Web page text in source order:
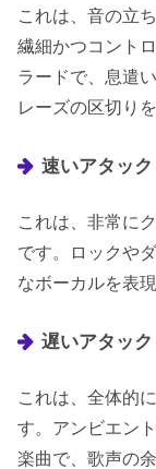
これは、音の立
繊細かつコント
ラードで、息遣
レーズの区切り
速いアタッ
これは、非常に
です。ロックや
なボーカルを表
遅いアタッ
これは、全体的
す。アンビエン
楽曲で、歌声の